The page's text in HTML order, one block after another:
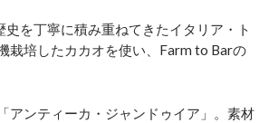
を丁寧に積み重ねてきたイタリア・ト
栽培したカカオを使い、Farm to Barの
アンティーカ・ジャンドゥイア」。素材